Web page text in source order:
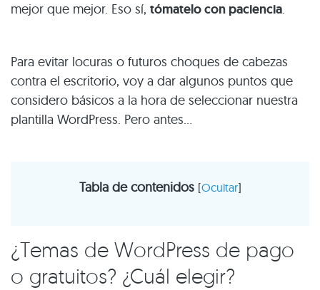
mejor que mejor. Eso sí, tómatelo con paciencia.
Para evitar locuras o futuros choques de cabezas
contra el escritorio, voy a dar algunos puntos que
considero básicos a la hora de seleccionar nuestra
plantilla WordPress. Pero antes…
Tabla de contenidos [Ocultar]
¿Temas de WordPress de pago
o gratuitos? ¿Cuál elegir?